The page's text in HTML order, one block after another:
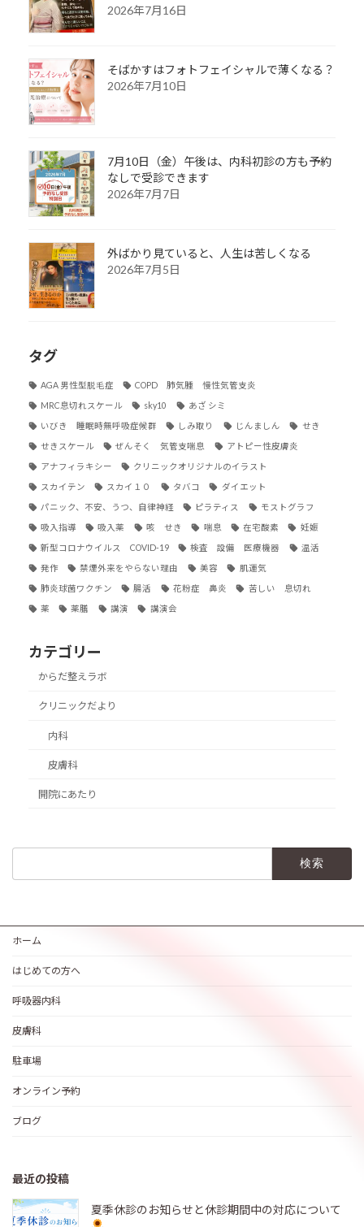
2026年7月16日
そばかすはフォトフェイシャルで薄くなる？
2026年7月10日
7月10日（金）午後は、内科初診の方も予約
なしで受診できます
2026年7月7日
外ばかり見ていると、人生は苦しくなる
2026年7月5日
タグ
AGA 男性型脱毛症 COPD 肺気腫 慢性気管支炎
MRC息切れスケール sky10 あざ シミ
いびき 睡眠時無呼吸症候群 しみ取り じんましん せき
せきスケール ぜんそく 気管支喘息 アトピー性皮膚炎
アナフィラキシー クリニックオリジナルのイラスト
スカイテン スカイ１０ タバコ ダイエット
パニック、不安、うつ、自律神経 ピラティス モストグラフ
吸入指導 吸入薬 咳 せき 喘息 在宅酸素 妊娠
新型コロナウイルス COVID-19 検査 設備 医療機器 温活
発作 禁煙外来をやらない理由 美容 肌運気
肺炎球菌ワクチン 腸活 花粉症 鼻炎 苦しい 息切れ
薬 薬膳 講演 講演会
カテゴリー
からだ整えラボ
クリニックだより
内科
皮膚科
開院にあたり
ホーム
はじめての方へ
呼吸器内科
皮膚科
駐車場
オンライン予約
ブログ
最近の投稿
夏季休診のお知らせと休診期間中の対応について